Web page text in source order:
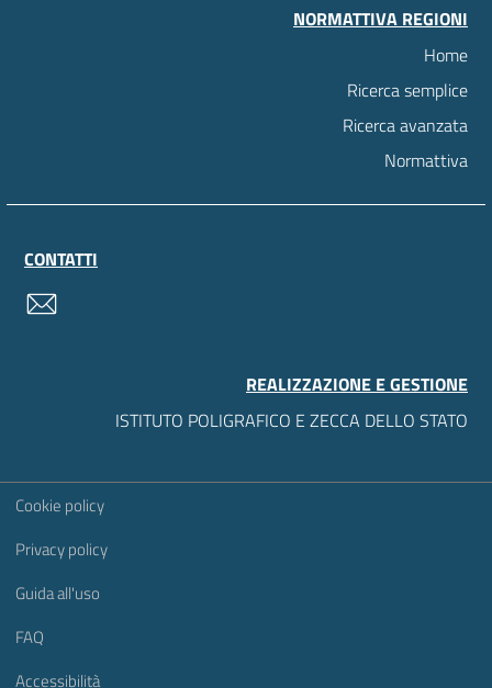
NORMATTIVA REGIONI
Home
Ricerca semplice
Ricerca avanzata
Normattiva
CONTATTI
REALIZZAZIONE E GESTIONE
ISTITUTO POLIGRAFICO E ZECCA DELLO STATO
Sezione Link Utili
Cookie policy
Privacy policy
Guida all'uso
FAQ
Accessibilità